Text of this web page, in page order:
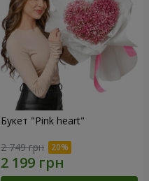
Букет "Pink heart"
2 749 грн